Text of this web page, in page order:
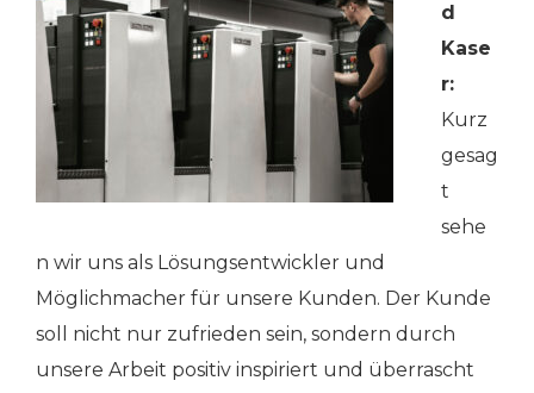
d
Kase
r:
Kurz
gesag
t
sehe
n wir uns als Lösungsentwickler und
Möglichmacher für unsere Kunden. Der Kunde
soll nicht nur zufrieden sein, sondern durch
unsere Arbeit positiv inspiriert und überrascht